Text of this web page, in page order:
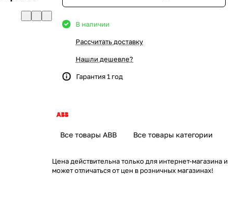
В наличии
Рассчитать доставку
Нашли дешевле?
Гарантия 1 год
Все товары ABB Все товары категории
Цена действительна только для интернет-магазина и
может отличаться от цен в розничных магазинах!